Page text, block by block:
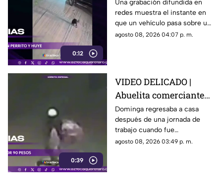
0:12
un perro y conductor
escapa
Una grabación difundida en
redes muestra el instante en
que un vehículo pasa sobre un
perro y continúa su camino sin
agosto 08, 2026 04:07 p. m.
0:39
VIDEO DELICADO |
Abuelita comerciante
es as3sin4da en Puebla
por 90 pesos
Dominga regresaba a casa
después de una jornada de
trabajo cuando fue
interceptada por un hombre
agosto 08, 2026 03:49 p. m.